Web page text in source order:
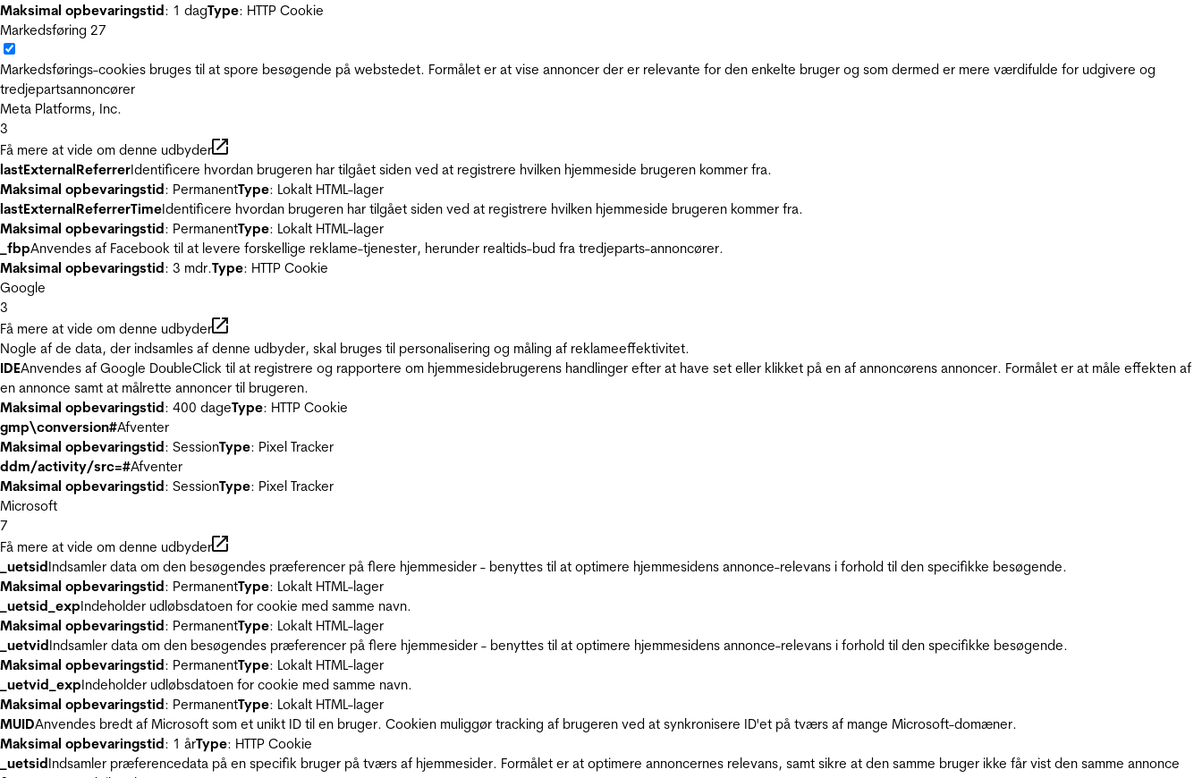
Maksimal opbevaringstid: 1 dagType: HTTP Cookie
Markedsføring 27
Markedsførings-cookies bruges til at spore besøgende på webstedet. Formålet er at vise annoncer der er relevante for den enkelte bruger og som dermed er mere værdifulde for udgivere og
tredjepartsannoncører
Meta Platforms, Inc.
3
Få mere at vide om denne udbyder
lastExternalReferrerIdentificere hvordan brugeren har tilgået siden ved at registrere hvilken hjemmeside brugeren kommer fra.
Maksimal opbevaringstid: PermanentType: Lokalt HTML-lager
lastExternalReferrerTimeIdentificere hvordan brugeren har tilgået siden ved at registrere hvilken hjemmeside brugeren kommer fra.
Maksimal opbevaringstid: PermanentType: Lokalt HTML-lager
_fbpAnvendes af Facebook til at levere forskellige reklame-tjenester, herunder realtids-bud fra tredjeparts-annoncører.
Maksimal opbevaringstid: 3 mdr.Type: HTTP Cookie
Google
3
Få mere at vide om denne udbyder
Nogle af de data, der indsamles af denne udbyder, skal bruges til personalisering og måling af reklameeffektivitet.
IDEAnvendes af Google DoubleClick til at registrere og rapportere om hjemmesidebrugerens handlinger efter at have set eller klikket på en af annoncørens annoncer. Formålet er at måle effekten af
en annonce samt at målrette annoncer til brugeren.
Maksimal opbevaringstid: 400 dageType: HTTP Cookie
gmp\conversion#Afventer
Maksimal opbevaringstid: SessionType: Pixel Tracker
ddm/activity/src=#Afventer
Maksimal opbevaringstid: SessionType: Pixel Tracker
Microsoft
7
Få mere at vide om denne udbyder
_uetsidIndsamler data om den besøgendes præferencer på flere hjemmesider - benyttes til at optimere hjemmesidens annonce-relevans i forhold til den specifikke besøgende.
Maksimal opbevaringstid: PermanentType: Lokalt HTML-lager
_uetsid_expIndeholder udløbsdatoen for cookie med samme navn.
Maksimal opbevaringstid: PermanentType: Lokalt HTML-lager
_uetvidIndsamler data om den besøgendes præferencer på flere hjemmesider - benyttes til at optimere hjemmesidens annonce-relevans i forhold til den specifikke besøgende.
Maksimal opbevaringstid: PermanentType: Lokalt HTML-lager
_uetvid_expIndeholder udløbsdatoen for cookie med samme navn.
Maksimal opbevaringstid: PermanentType: Lokalt HTML-lager
MUIDAnvendes bredt af Microsoft som et unikt ID til en bruger. Cookien muliggør tracking af brugeren ved at synkronisere ID'et på tværs af mange Microsoft-domæner.
Maksimal opbevaringstid: 1 årType: HTTP Cookie
_uetsidIndsamler præferencedata på en specifik bruger på tværs af hjemmesider. Formålet er at optimere annoncernes relevans, samt sikre at den samme bruger ikke får vist den samme annonce